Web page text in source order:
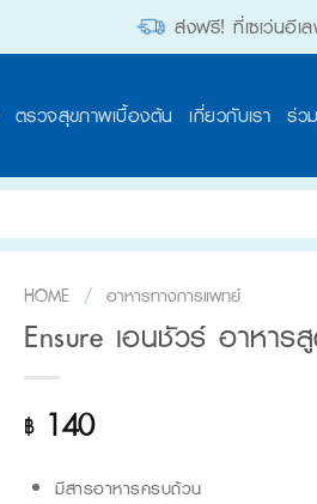
ส่งฟรี! ที่เซเว่นอีเ
ตรวจสุขภาพเบื้องต้น เกี่ยวกับเรา ร่ว
HOME / อาหารทางการแพทย์
Ensure เอนชัวร์ อาหา
฿140
มีสารอาหารครบถ้วน